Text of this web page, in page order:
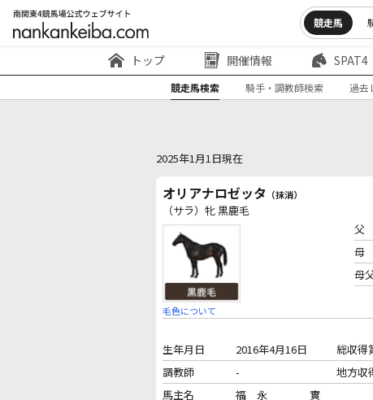
競走馬
トップ 開催情報 SPAT4
競走馬検索 騎手・調教師検索 過去
2025年1月1日現在
オリアナロゼッタ （抹消）
（サラ）牝 黒鹿毛
毛色について
父
母
母
生年月日 2016年4月16日 総収得
調教師
- 地方収
馬主名
福 永 實